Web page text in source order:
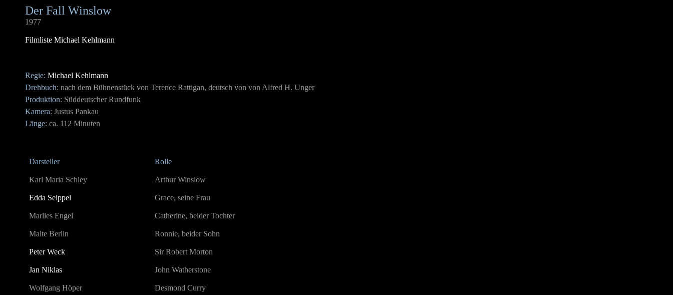
Der Fall Winslow
1977
Filmliste Michael Kehlmann
Regie: Michael Kehlmann
Drehbuch: nach dem Bühnenstück von Terence Rattigan, deutsch von von Alfred H. Unger
Produktion: Süddeutscher Rundfunk
Kamera: Justus Pankau
Länge: ca. 112 Minuten
Darsteller Rolle
Karl Maria Schley Arthur Winslow
Edda Seippel Grace, seine Frau
Marlies Engel Catherine, beider Tochter
Malte Berlin Ronnie, beider Sohn
Peter Weck Sir Robert Morton
Jan Niklas John Watherstone
Wolfgang Höper Desmond Curry